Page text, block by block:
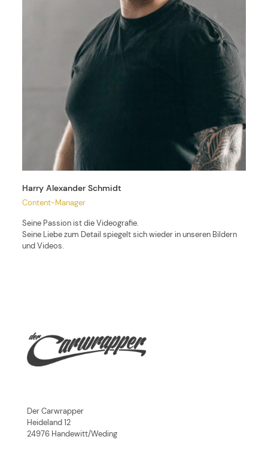
Harry Alexander Schmidt
Content-Manager
Seine Passion ist die Videografie.
Seine Liebe zum Detail spiegelt sich wieder in unseren Bildern
und Videos.
Der Carwrapper
Heideland 12
24976 Handewitt/Weding